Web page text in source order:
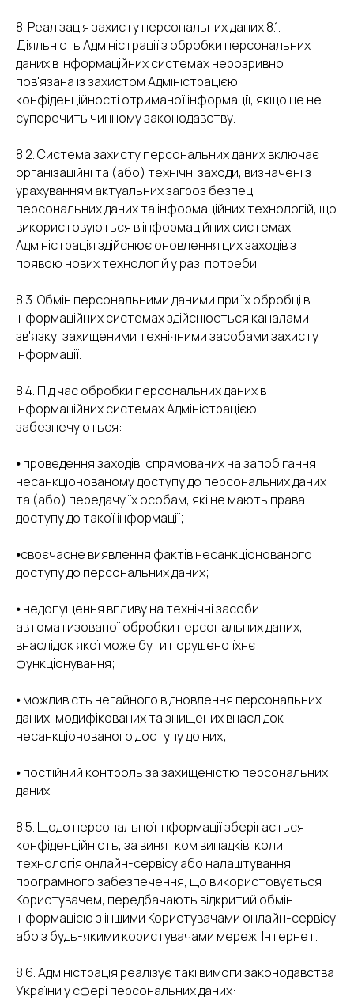
8. Реалізація захисту персональних даних 8.1.
Діяльність Адміністрації з обробки персональних
даних в інформаційних системах нерозривно
пов'язана із захистом Адміністрацією
конфіденційності отриманої інформації, якщо це не
суперечить чинному законодавству.
8.2. Система захисту персональних даних включає
організаційні та (або) технічні заходи, визначені з
урахуванням актуальних загроз безпеці
персональних даних та інформаційних технологій, що
використовуються в інформаційних системах.
Адміністрація здійснює оновлення цих заходів з
появою нових технологій у разі потреби.
8.3. Обмін персональними даними при їх обробці в
інформаційних системах здійснюється каналами
зв'язку, захищеними технічними засобами захисту
інформації.
8.4. Під час обробки персональних даних в
інформаційних системах Адміністрацією
забезпечуються:
⦁ проведення заходів, спрямованих на запобігання
несанкціонованому доступу до персональних даних
та (або) передачу їх особам, які не мають права
доступу до такої інформації;
⦁своєчасне виявлення фактів несанкціонованого
доступу до персональних даних;
⦁ недопущення впливу на технічні засоби
автоматизованої обробки персональних даних,
внаслідок якої може бути порушено їхнє
функціонування;
⦁ можливість негайного відновлення персональних
даних, модифікованих та знищених внаслідок
несанкціонованого доступу до них;
⦁ постійний контроль за захищеністю персональних
даних.
8.5. Щодо персональної інформації зберігається
конфіденційність, за винятком випадків, коли
технологія онлайн-сервісу або налаштування
програмного забезпечення, що використовується
Користувачем, передбачають відкритий обмін
інформацією з іншими Користувачами онлайн-сервісу
або з будь-якими користувачами мережі Інтернет.
8.6. Адміністрація реалізує такі вимоги законодавства
України у сфері персональних даних: